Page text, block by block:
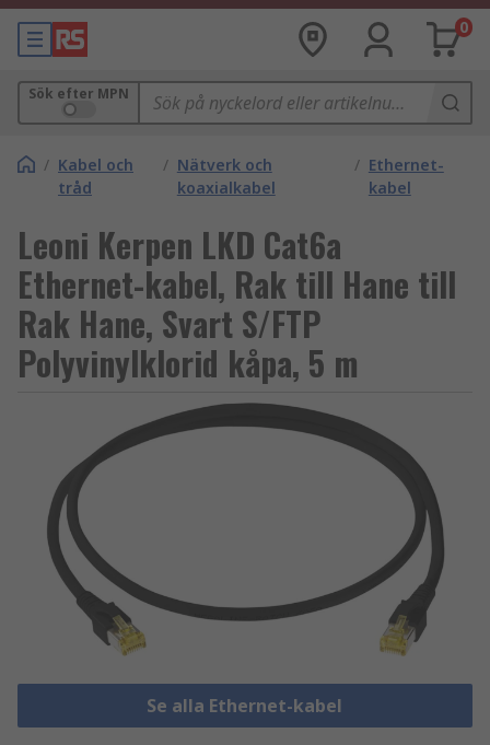
0
Sök efter MPN
/ Kabel och
tråd
/ Nätverk och
koaxialkabel
/ Ethernet-
kabel
Leoni Kerpen LKD Cat6a
Ethernet-kabel, Rak till Hane till
Rak Hane, Svart S/FTP
Polyvinylklorid kåpa, 5 m
Se alla Ethernet-kabel